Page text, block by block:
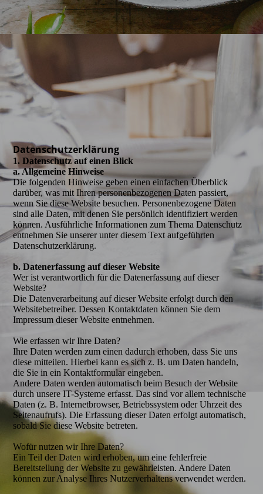
Daten­­schutz­­erklärung
1. Datenschutz auf einen Blick
a. Allgemeine Hinweise
Die folgenden Hinweise geben einen einfachen Überblick
darüber, was mit Ihren personenbezogenen Daten passiert,
wenn Sie diese Website besuchen. Personenbezogene Daten
sind alle Daten, mit denen Sie persönlich identifiziert werden
können. Ausführliche Informationen zum Thema Datenschutz
entnehmen Sie unserer unter diesem Text aufgeführten
Datenschutzerklärung.
b. Datenerfassung auf dieser Website
Wer ist verantwortlich für die Datenerfassung auf dieser
Website?
Die Datenverarbeitung auf dieser Website erfolgt durch den
Websitebetreiber. Dessen Kontaktdaten können Sie dem
Impressum dieser Website entnehmen.
Wie erfassen wir Ihre Daten?
Ihre Daten werden zum einen dadurch erhoben, dass Sie uns
diese mitteilen. Hierbei kann es sich z. B. um Daten handeln,
die Sie in ein Kontaktformular eingeben.
Andere Daten werden automatisch beim Besuch der Website
durch unsere IT-Systeme erfasst. Das sind vor allem technische
Daten (z. B. Internetbrowser, Betriebssystem oder Uhrzeit des
Seitenaufrufs). Die Erfassung dieser Daten erfolgt automatisch,
sobald Sie diese Website betreten.
Wofür nutzen wir Ihre Daten?
Ein Teil der Daten wird erhoben, um eine fehlerfreie
Bereitstellung der Website zu gewährleisten. Andere Daten
können zur Analyse Ihres Nutzerverhaltens verwendet werden.